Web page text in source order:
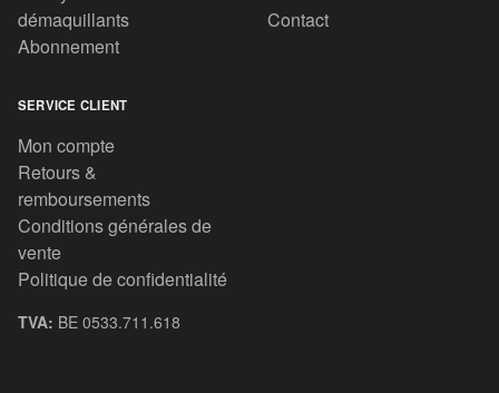
démaquillants
Abonnement
Contact
SERVICE CLIENT
Mon compte
Retours &
remboursements
Conditions générales de
vente
Politique de confidentialité
TVA: BE 0533.711.618